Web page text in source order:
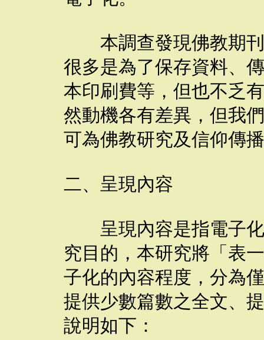
本調查發現佛教期刊
很多是為了保存資料、
本印刷費等，但也不乏
然動機各有差異，但我
可為佛教研究及信仰傳
二、呈現內容
呈現內容是指電子化
究目的，本研究將「表
子化的內容程度，分為
提供少數篇數之全文、
說明如下：